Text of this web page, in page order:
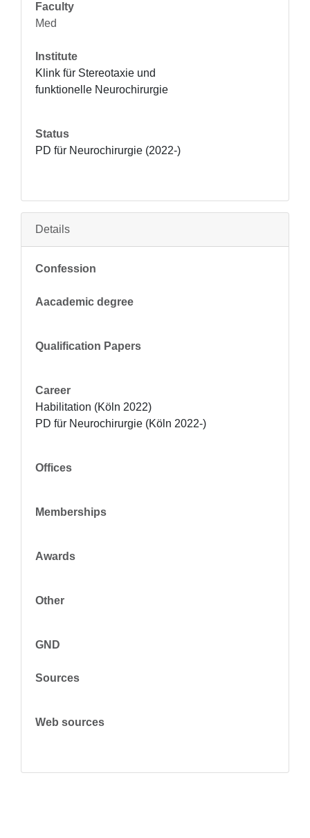
Faculty
Med
Institute
Klink für Stereotaxie und
funktionelle Neurochirurgie
Status
PD für Neurochirurgie (2022-)
Details
Confession
Aacademic degree
Qualification Papers
Career
Habilitation (Köln 2022)
PD für Neurochirurgie (Köln 2022-)
Offices
Memberships
Awards
Other
GND
Sources
Web sources